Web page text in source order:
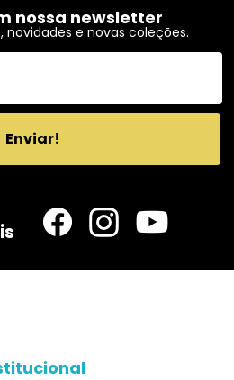
nossa newsletter
novidades e novas coleções.
Enviar!